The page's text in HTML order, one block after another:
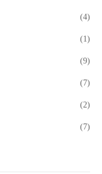
(4)
(1)
(9)
(7)
(2)
(7)